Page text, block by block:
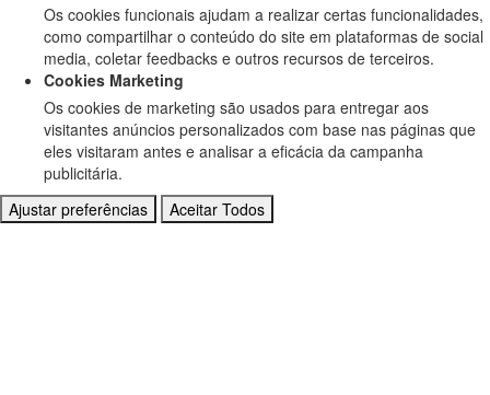
Os cookies funcionais ajudam a realizar certas funcionalidades,
como compartilhar o conteúdo do site em plataformas de social
media, coletar feedbacks e outros recursos de terceiros.
Cookies Marketing
Os cookies de marketing são usados para entregar aos
visitantes anúncios personalizados com base nas páginas que
eles visitaram antes e analisar a eficácia da campanha
publicitária.
Ajustar preferências
Aceitar Todos